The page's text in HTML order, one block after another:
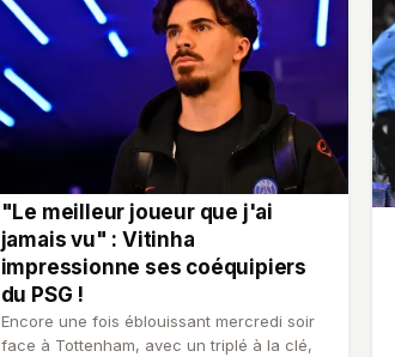
"Le meilleur joueur que j'ai
jamais vu" : Vitinha
impressionne ses coéquipiers
du PSG !
Encore une fois éblouissant mercredi soir
face à Tottenham, avec un triplé à la clé,